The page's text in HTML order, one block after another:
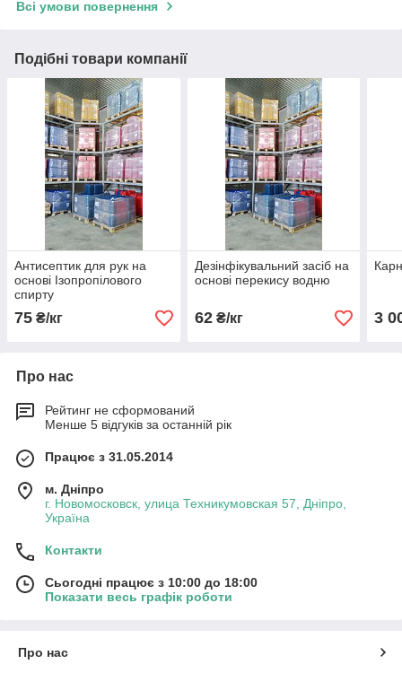
Всі умови повернення
Подібні товари компанії
Антисептик для рук на
основі Ізопропілового
спирту
75 ₴/кг
Дезінфікувальний засіб на
основі перекису водню
62₴/кг 3
Про нас
Рейтинг не сформований
Менше 5 відгуків за останній рік
Працює з 31.05.2014
м. Дніпро
г. Новомосковск, улица Техникумовская 57, Дніпро,
Україна
Контакти
Сьогодні працює з 10:00 до 18:00
Показати весь графік роботи
Про нас